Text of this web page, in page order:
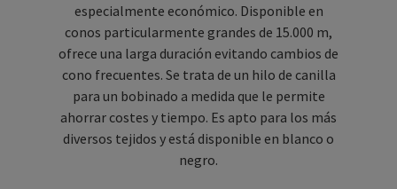
especialmente económico. Disponible en
conos particularmente grandes de 15.000 m,
ofrece una larga duración evitando cambios de
cono frecuentes. Se trata de un hilo de canilla
para un bobinado a medida que le permite
ahorrar costes y tiempo. Es apto para los más
diversos tejidos y está disponible en blanco o
negro.